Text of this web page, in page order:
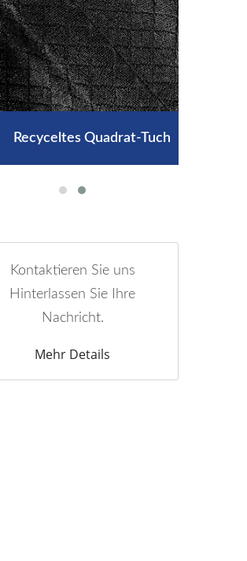
Recyceltes Quadrat-Tuch
Kontaktieren Sie uns
Hinterlassen Sie Ihre
Nachricht.
Mehr Details